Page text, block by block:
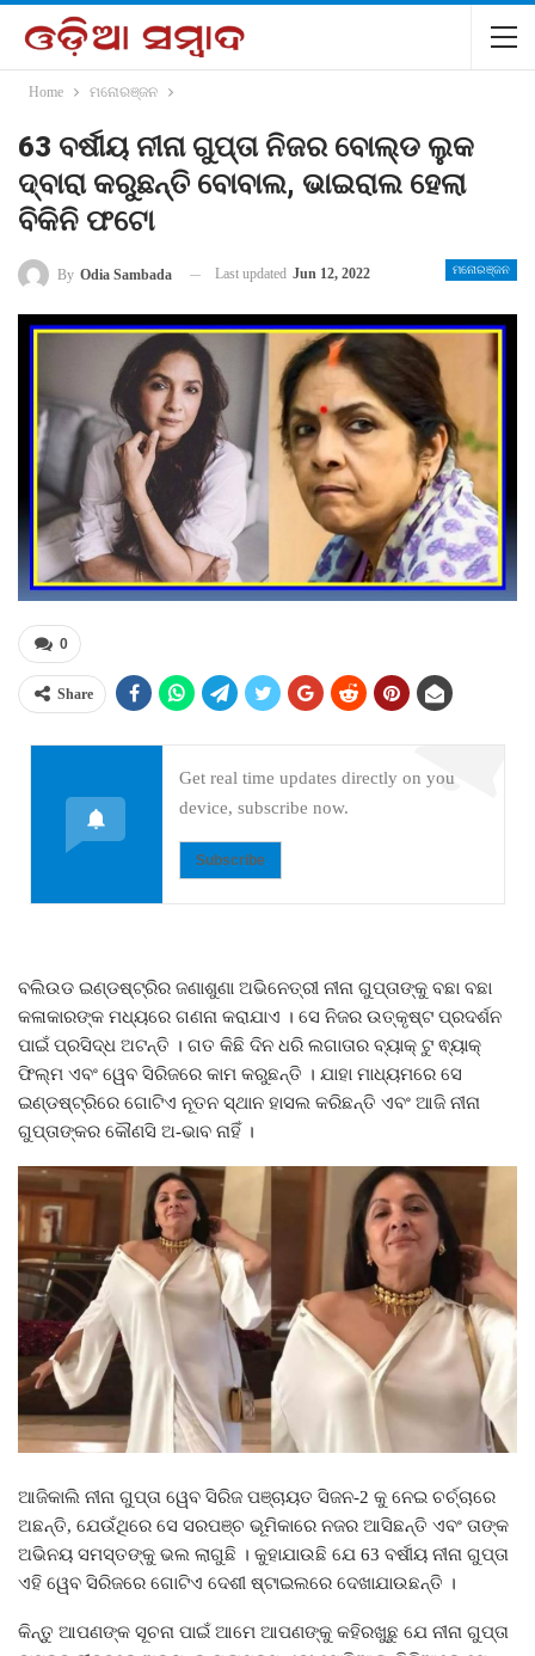
Home ମନୋରଞ୍ଜନ
63 ବର୍ଷୀୟ ନୀନା ଗୁପ୍ତା ନିଜର ବୋଲ୍ଡ ଲୁକ
ଦ୍ବାରା କରୁଛନ୍ତି ବୋବାଲ, ଭାଇରାଲ ହେଲା
ବିକିନି ଫଟୋ
ମନୋରଞ୍ଜନ
By Odia Sambada Last updated Jun 12, 2022
0
Share
Get real time updates directly on you
device, subscribe now.
Subscribe
ବଲିଉଡ ଇଣ୍ଡଷ୍ଟ୍ରିର ଜଣାଶୁଣା ଅଭିନେତ୍ରୀ ନୀନା ଗୁପ୍ତାଙ୍କୁ ବଛା ବଛା
କଳାକାରଙ୍କ ମଧ୍ୟରେ ଗଣନା କରାଯାଏ । ସେ ନିଜର ଉତ୍କୃଷ୍ଟ ପ୍ରଦର୍ଶନ
ପାଇଁ ପ୍ରସିଦ୍ଧ ଅଟନ୍ତି । ଗତ କିଛି ଦିନ ଧରି ଲଗାତାର ବ୍ୟାକ୍ ଟୁ ଵ୍ୟାକ୍
ଫିଲ୍ମ ଏବଂ ୱେବ ସିରିଜରେ କାମ କରୁଛନ୍ତି । ଯାହା ମାଧ୍ୟମରେ ସେ
ଇଣ୍ଡଷ୍ଟ୍ରିରେ ଗୋଟିଏ ନୂତନ ସ୍ଥାନ ହାସଲ କରିଛନ୍ତି ଏବଂ ଆଜି ନୀନା
ଗୁପ୍ତାଙ୍କର କୌଣସି ଅ-ଭାବ ନାହିଁ ।
ଆଜିକାଲି ନୀନା ଗୁପ୍ତା ୱେବ ସିରିଜ ପଞ୍ଚାୟତ ସିଜନ-2 କୁ ନେଇ ଚର୍ଚ୍ଚାରେ
ଅଛନ୍ତି, ଯେଉଁଥିରେ ସେ ସରପଞ୍ଚ ଭୂମିକାରେ ନଜର ଆସିଛନ୍ତି ଏବଂ ତାଙ୍କ
ଅଭିନୟ ସମସ୍ତଙ୍କୁ ଭଲ ଲାଗୁଛି । କୁହାଯାଉଛି ଯେ 63 ବର୍ଷୀୟ ନୀନା ଗୁପ୍ତା
ଏହି ୱେବ ସିରିଜରେ ଗୋଟିଏ ଦେଶୀ ଷ୍ଟାଇଲରେ ଦେଖାଯାଉଛନ୍ତି ।
କିନ୍ତୁ ଆପଣଙ୍କ ସୂଚନା ପାଇଁ ଆମେ ଆପଣଙ୍କୁ କହିରଖୁଛୁ ଯେ ନୀନା ଗୁପ୍ତା